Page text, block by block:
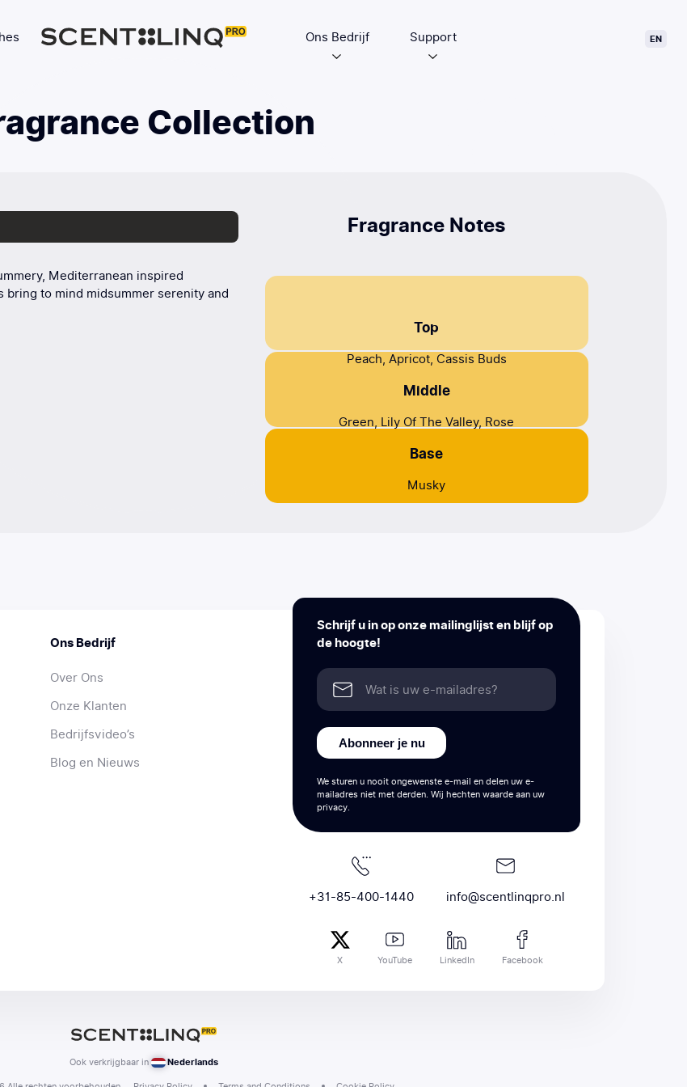
Ons Bedrijf Support EN
Collection
Mediterranean inspired
to mind midsummer serenity and
Fragrance Notes
Top
Peach, Apricot, Cassis Buds
Middle
Green, Lily Of The Valley, Rose
Base
Musky
Schrijf u in op onze mailinglijst en blijf op
de hoogte!
Abonneer je nu
We sturen u nooit ongewenste e-mail en delen uw e-
mailadres niet met derden. Wij hechten waarde aan uw
privacy.
+31-85-400-1440 info@scentlinqpro.nl
X YouTube LinkedIn Facebook
Ons Bedrijf
Over Ons
Onze Klanten
Bedrijfsvideo’s
Blog en Nieuws
Ook verkrijgbaar in Nederlands